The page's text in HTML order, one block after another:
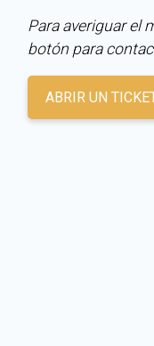
Para averiguar el
botón para
ABRIR UN